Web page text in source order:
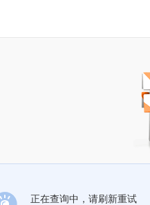
正在查询中，请刷新重试